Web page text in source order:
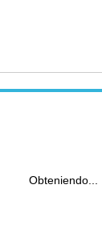
Obteniendo...